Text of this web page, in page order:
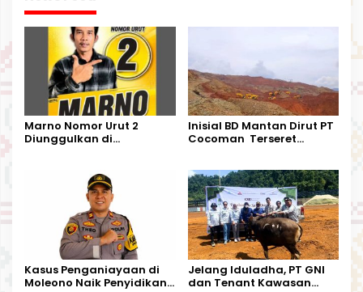
Marno Nomor Urut 2
Diunggulkan di
Harapan Warga
Inisial BD Mantan Dirut PT
Cocoman Terseret
Kalimantan Barat
Kasus Penganiayaan di
Moleono Naik Penyidikan,
Jelang Iduladha, PT GNI
dan Tenant Kawasan